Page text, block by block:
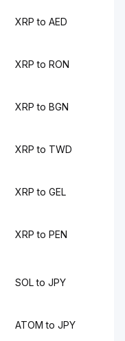
XRP to AED
XRP to RON
XRP to BGN
XRP to TWD
XRP to GEL
XRP to PEN
SOL to JPY
ATOM to JPY